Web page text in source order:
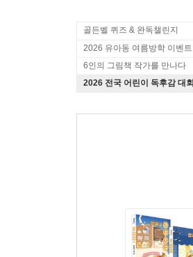
골든벨 퀴즈 & 완독챌린지
2026 유아동 여름방학 이벤트
6인의 그림책 작가를 만나다
2026 전국 어린이 독후감 대회